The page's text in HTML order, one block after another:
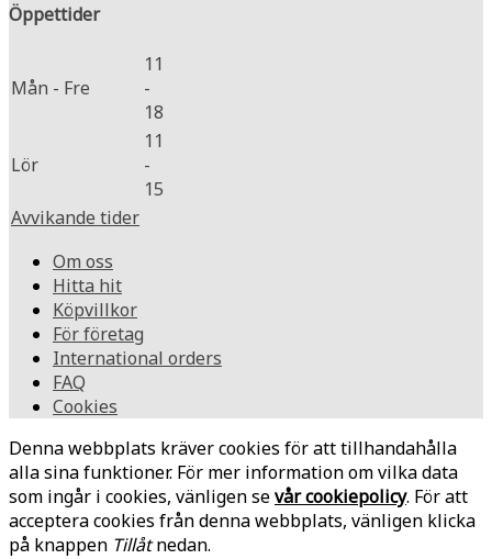
Öppettider
Mån - Fre
11
-
18
Lör
11
-
15
Avvikande tider
Om oss
Hitta hit
Köpvillkor
För företag
International orders
FAQ
Cookies
Denna webbplats kräver cookies för att tillhandahålla
alla sina funktioner. För mer information om vilka data
som ingår i cookies, vänligen sevår cookiepolicy. För att
acceptera cookies från denna webbplats, vänligen klicka
på knappen Tillåtnedan.